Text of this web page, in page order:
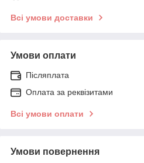
Всі умови доставки
Умови оплати
Післяплата
Оплата за реквізитами
Всі умови оплати
Умови повернення